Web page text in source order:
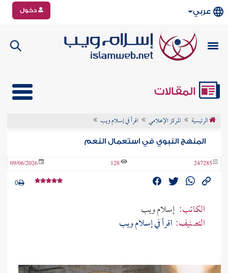
عربي دخول
المقالات
الرئيسية المركز الإعلامي اقرأ في إسلام ويب
المنهج النبوي في استعمال النعم
247285
128
09/06/2026
0
الكاتب: إسلام ويب
التصنيف: اقرأ في إسلام ويب